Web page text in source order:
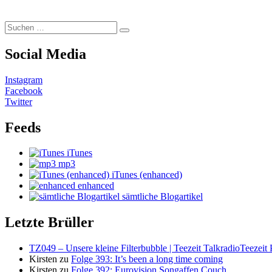
Suchen
nach:
Suchen
Social Media
Instagram
Facebook
Twitter
Feeds
iTunes
mp3
iTunes (enhanced)
enhanced
sämtliche Blogartikel
Letzte Brüller
TZ049 – Unsere kleine Filterbubble | Teezeit TalkradioTeezeit
Kirsten zu Folge 393: It’s been a long time coming